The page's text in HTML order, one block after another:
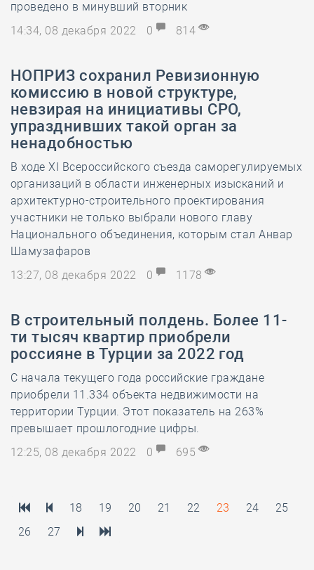
проведено в минувший вторник
14:34, 08 декабря 2022
0 814
НОПРИЗ сохранил Ревизионную
комиссию в новой структуре,
невзирая на инициативы СРО,
упразднивших такой орган за
ненадобностью
В ходе XI Всероссийского съезда саморегулируемых
организаций в области инженерных изысканий и
архитектурно-строительного проектирования
участники не только выбрали нового главу
Национального объединения, которым стал Анвар
Шамузафаров
13:27, 08 декабря 2022
0 1178
В строительный полдень. Более 11-
ти тысяч квартир приобрели
россияне в Турции за 2022 год
С начала текущего года российские граждане
приобрели 11.334 объекта недвижимости на
территории Турции. Этот показатель на 263%
превышает прошлогодние цифры.
12:25, 08 декабря 2022
0 695
18 19 20 21 22 23 24
25
26
27